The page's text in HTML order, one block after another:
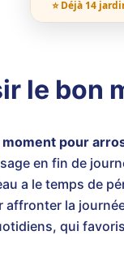
⭐ Déjà 14
le bon
pour
en fin de
a le temps de
affronter la
qui